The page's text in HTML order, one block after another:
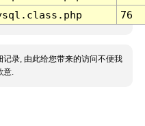
76
记录, 由此给您带来的访问不便我
意.